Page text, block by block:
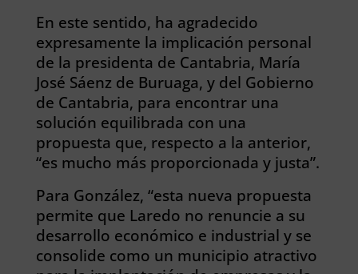
En este sentido, ha agradecido
expresamente la implicación personal
de la presidenta de Cantabria, María
José Sáenz de Buruaga, y del Gobierno
de Cantabria, para encontrar una
solución equilibrada con una
propuesta que, respecto a la anterior,
“es mucho más proporcionada y justa”.
Para González, “esta nueva propuesta
permite que Laredo no renuncie a su
desarrollo económico e industrial y se
consolide como un municipio atractivo